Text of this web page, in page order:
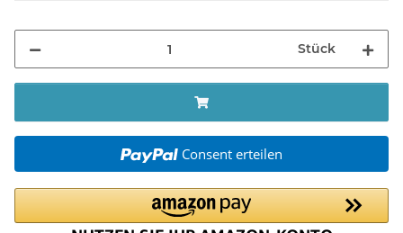
Stück
Consent erteilen